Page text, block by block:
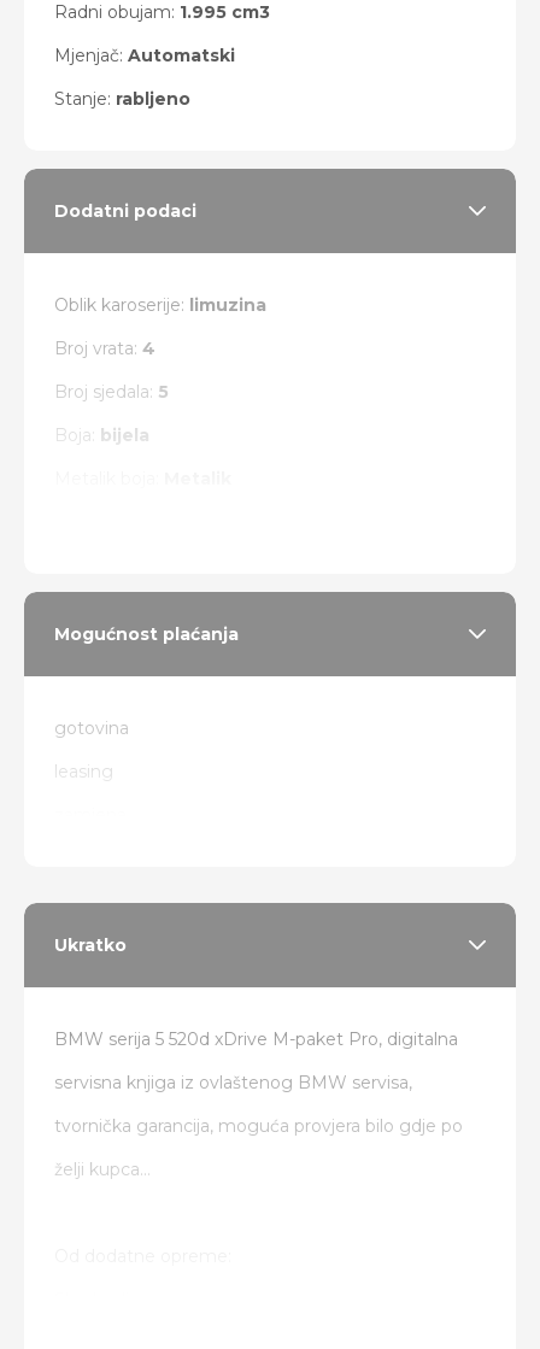
Radni obujam: 1.995 cm3
Mjenjač: Automatski
Stanje: rabljeno
Dodatni podaci
Oblik karoserije: limuzina
Broj vrata: 4
Broj sjedala: 5
Boja:
bijela
Mogućnost plaćanja
gotovina
leasing
Ukratko
BMW serija 5 520d xDrive M-paket Pro, digitalna
servisna knjiga iz ovlaštenog BMW servisa,
tvornička garancija, moguća provjera bilo gdje po
želji kupca...